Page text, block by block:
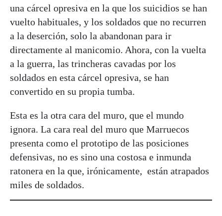
una cárcel opresiva en la que los suicidios se han
vuelto habituales, y los soldados que no recurren
a la deserción, solo la abandonan para ir
directamente al manicomio. Ahora, con la vuelta
a la guerra, las trincheras cavadas por los
soldados en esta cárcel opresiva, se han
convertido en su propia tumba.
Esta es la otra cara del muro, que el mundo
ignora. La cara real del muro que Marruecos
presenta como el prototipo de las posiciones
defensivas, no es sino una costosa e inmunda
ratonera en la que, irónicamente, están atrapados
miles de soldados.